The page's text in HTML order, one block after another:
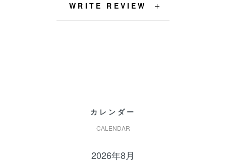
WRITE REVIEW
カレンダー
CALENDAR
2026年8月